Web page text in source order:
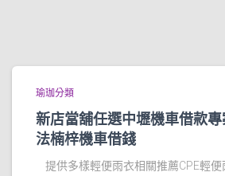
瑜珈分類
新店當舖任選中壢機車借款
法楠梓機車借錢
提供多樣輕便雨衣相關推薦CPE輕便